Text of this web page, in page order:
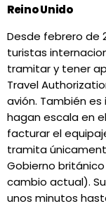
Reino Unido
Desde febrero de
turistas
tramitar y tener
Travel
avión. También
hagan escala en
facturar el
tramita
Gobierno británico
cambio actual).
unos minutos